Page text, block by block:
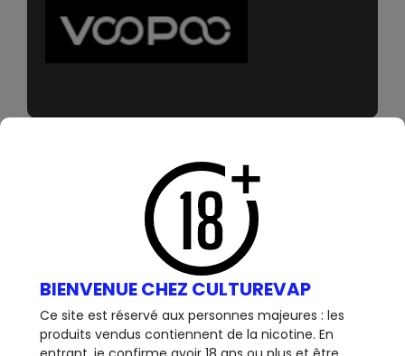
BIENVENUE CHEZ CULTUREVAP
Ce site est réservé aux personnes majeures : les
produits vendus contiennent de la nicotine. En
12 AUTRES PRODUITS DANS LA
MÊME CATÉGORIE :
49,90 € 34,90 €